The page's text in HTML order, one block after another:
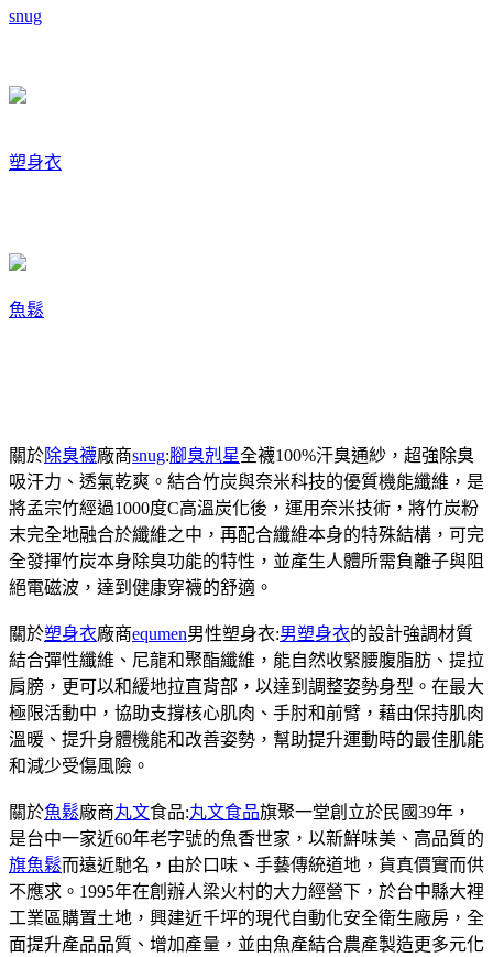
snug
塑身衣
魚鬆
關於除臭襪廠商snug:腳臭剋星全襪100%汗臭通紗，超強除臭
吸汗力、透氣乾爽。結合竹炭與奈米科技的優質機能纖維，是
將孟宗竹經過1000度C高溫炭化後，運用奈米技術，將竹炭粉
末完全地融合於纖維之中，再配合纖維本身的特殊結構，可完
全發揮竹炭本身除臭功能的特性，並產生人體所需負離子與阻
絕電磁波，達到健康穿襪的舒適。
關於塑身衣廠商equmen男性塑身衣:男塑身衣的設計強調材質
結合彈性纖維、尼龍和聚酯纖維，能自然收緊腰腹脂肪、提拉
肩膀，更可以和緩地拉直背部，以達到調整姿勢身型。在最大
極限活動中，協助支撐核心肌肉、手肘和前臂，藉由保持肌肉
溫暖、提升身體機能和改善姿勢，幫助提升運動時的最佳肌能
和減少受傷風險。
關於魚鬆廠商丸文食品:丸文食品旗聚一堂創立於民國39年，
是台中一家近60年老字號的魚香世家，以新鮮味美、高品質的
旗魚鬆而遠近馳名，由於口味、手藝傳統道地，貨真價實而供
不應求。1995年在創辦人梁火村的大力經營下，於台中縣大裡
工業區購置土地，興建近千坪的現代自動化安全衛生廠房，全
面提升產品品質、增加產量，並由魚產結合農產製造更多元化